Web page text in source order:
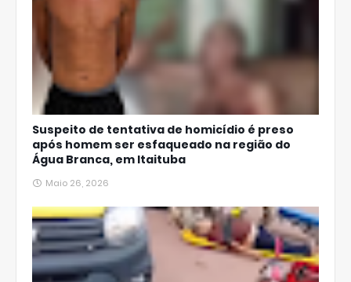
Suspeito de tentativa de homicídio é preso
após homem ser esfaqueado na região do
Água Branca, em Itaituba
Maio 26, 2026